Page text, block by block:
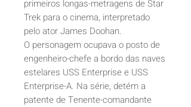
primeiros longas-metragens de Star
Trek para o cinema, interpretado
pelo ator James Doohan.
O personagem ocupava o posto de
engenheiro-chefe a bordo das naves
estelares USS Enterprise e USS
Enterprise-A. Na série, detém a
patente de Tenente-comandante